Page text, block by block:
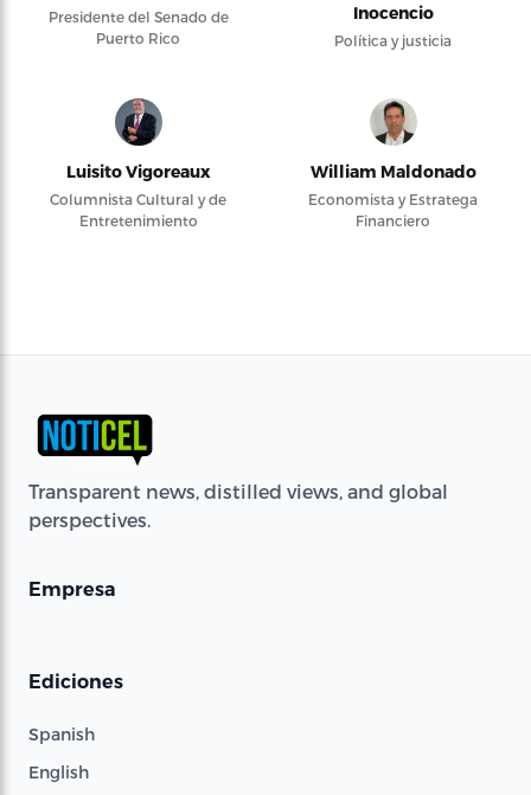
Presidente del Senado de
Puerto Rico
Inocencio
Política y justicia
Luisito Vigoreaux
Columnista Cultural y de
Entretenimiento
William Maldonado
Economista y Estratega
Financiero
Transparent news, distilled views, and global
perspectives.
Empresa
Ediciones
Spanish
English